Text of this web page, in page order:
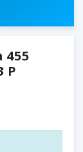
455
P